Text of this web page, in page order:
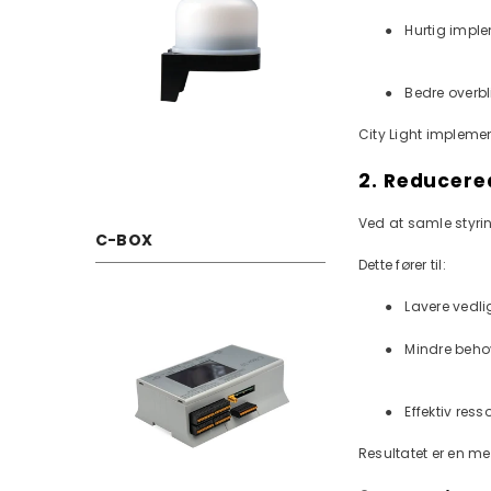
C-BOX
● Hurtig
● Bedre
City Light
2.
Ved at samle
Dette fører til:
● Lavere
● Mindre
● Effektiv
Resultatet er en